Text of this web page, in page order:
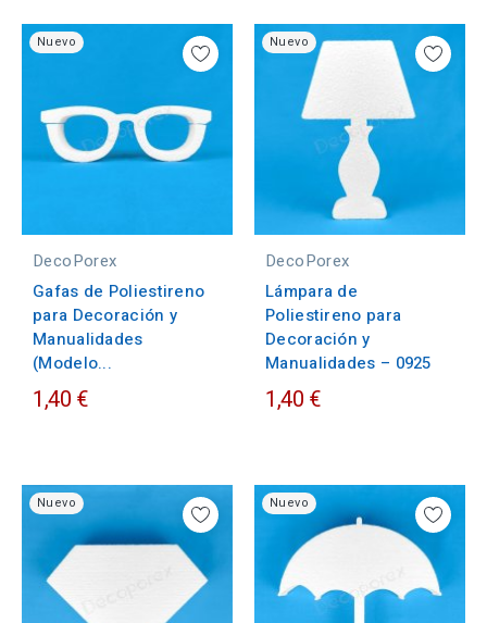
Nuevo
DecoPorex
Gafas de Poliestireno
para Decoración y
Manualidades
(Modelo...
1,40 €
Nuevo
DecoPorex
Lámpara de
Poliestireno para
Decoración y
Manualidades – 0925
1,40 €
Nuevo Nuevo